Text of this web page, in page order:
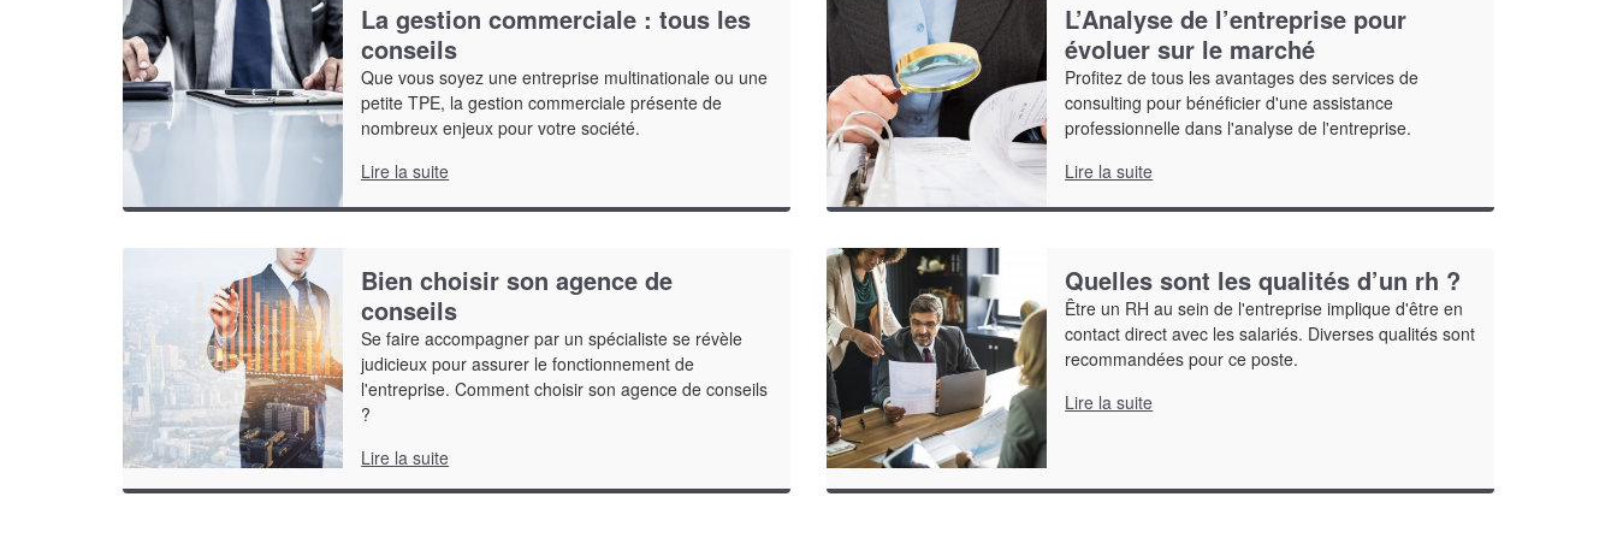
La gestion commerciale : tous les
conseils
Que vous soyez une entreprise multinationale ou une
petite TPE, la gestion commerciale présente de
nombreux enjeux pour votre société.
Lire la suite
L’Analyse de l’entreprise pour
évoluer sur le marché
Profitez de tous les avantages des services de
consulting pour bénéficier d'une assistance
professionnelle dans l'analyse de l'entreprise.
Lire la suite
Bien choisir son agence de
conseils
Se faire accompagner par un spécialiste se révèle
judicieux pour assurer le fonctionnement de
l'entreprise. Comment choisir son agence de conseils
?
Lire la suite
Quelles sont les qualités d’un rh ?
Être un RH au sein de l'entreprise implique d'être en
contact direct avec les salariés. Diverses qualités sont
recommandées pour ce poste.
Lire la suite